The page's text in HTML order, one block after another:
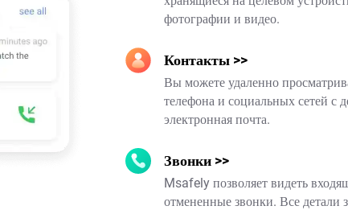
фотографии и видео.
Контакты >>
Вы можете удаленно
телефона и социальных сетей с
электронная почта.
Звонки >>
Msafely позволяет видеть
отмененные звонки. Все детали